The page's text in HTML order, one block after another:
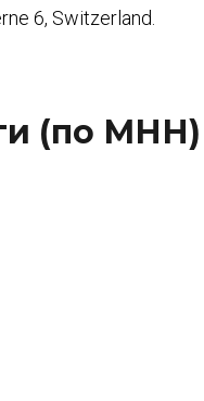
6, Switzerland.
(по МНН)